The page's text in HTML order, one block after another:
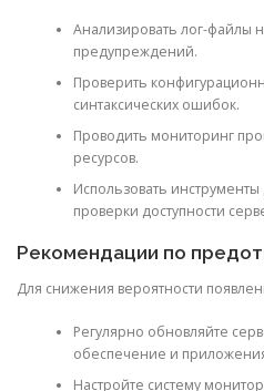
Анализировать лог-файлы
предупреждений.
Проверить
синтаксических ошибок.
Проводить мониторинг
ресурсов.
Использовать инструменты
проверки доступности
Рекомендации по
Для снижения вероятности
Регулярно обновляйте
обеспечение и
Настройте систему